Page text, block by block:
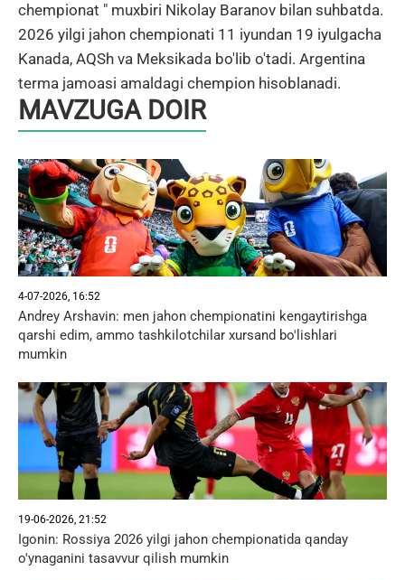
chempionat " muxbiri Nikolay Baranov bilan suhbatda.
2026 yilgi jahon chempionati 11 iyundan 19 iyulgacha
Kanada, AQSh va Meksikada bo'lib o'tadi. Argentina
terma jamoasi amaldagi chempion hisoblanadi.
MAVZUGA DOIR
4-07-2026, 16:52
Andrey Arshavin: men jahon chempionatini kengaytirishga
qarshi edim, ammo tashkilotchilar xursand bo'lishlari
mumkin
19-06-2026, 21:52
Igonin: Rossiya 2026 yilgi jahon chempionatida qanday
o'ynaganini tasavvur qilish mumkin